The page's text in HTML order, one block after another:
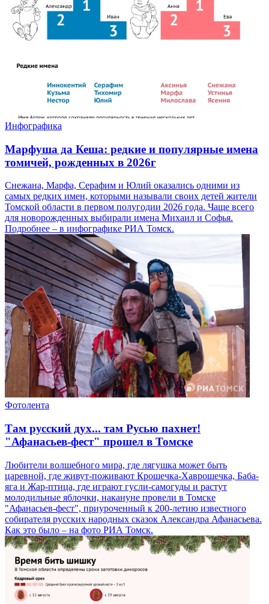
Инфографика
Марфуша да Кеша: редкие и популярные имена
томичей, рожденных в 2026г
Снежана, Марфа, Серафим и Юлий оказались одними из
самых редких имен, которыми называли своих детей жители
Томской области в первом полугодии 2026 года. Чаще всего
для новорожденных выбирали имена Михаил и Софья.
Подробнее – в инфографике РИА Томск.
Фотолента
Там русский дух... там Русью пахнет!
"Афанасьев-фест" прошел в Томске
Любители волшебного мира, где лягушка может быть
царевной, где живут-поживают Крошечка-Хаврошечка, Баба-
яга и Жар-птица, где играют гусли-самогуды и растут
молодильные яблочки, накануне провели в Томске
"Афанасьев-фест", приуроченный к 200-летию известного
собирателя русских народных сказок Александра Афанасьева.
Как это было – на фото РИА Томск.